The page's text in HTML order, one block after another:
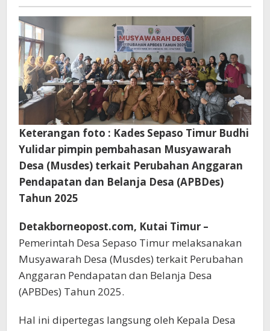
APBDes
Keterangan foto : Kades Sepaso Timur Budhi
Yulidar pimpin pembahasan Musyawarah
Desa (Musdes) terkait Perubahan Anggaran
Pendapatan dan Belanja Desa (APBDes)
Tahun 2025
Detakborneopost.com, Kutai Timur –
Pemerintah Desa Sepaso Timur melaksanakan
Musyawarah Desa (Musdes) terkait Perubahan
Anggaran Pendapatan dan Belanja Desa
(APBDes) Tahun 2025.
Hal ini dipertegas langsung oleh Kepala Desa